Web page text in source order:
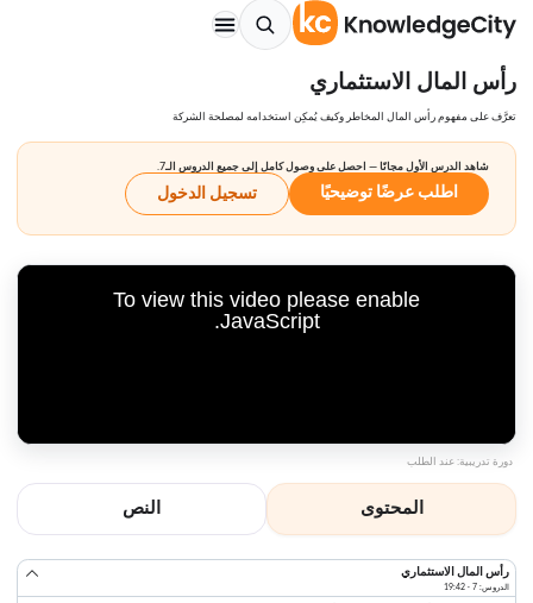
رأس المال الاستثماري
تعرَّف على مفهوم رأس المال المخاطر وكيف يُمكِن استخدامه لمصلحة الشركة
شاهد الدرس الأول مجانًا — احصل على وصول كامل إلى جميع الدروس الـ7.
اطلب عرضًا توضيحيًا تسجيل الدخول
To view this video please enable
JavaScript.
دورة تدريبية: عند الطلب
المحتوى النص
رأس المال الاستثماري
الدروس: 7 · 19:42